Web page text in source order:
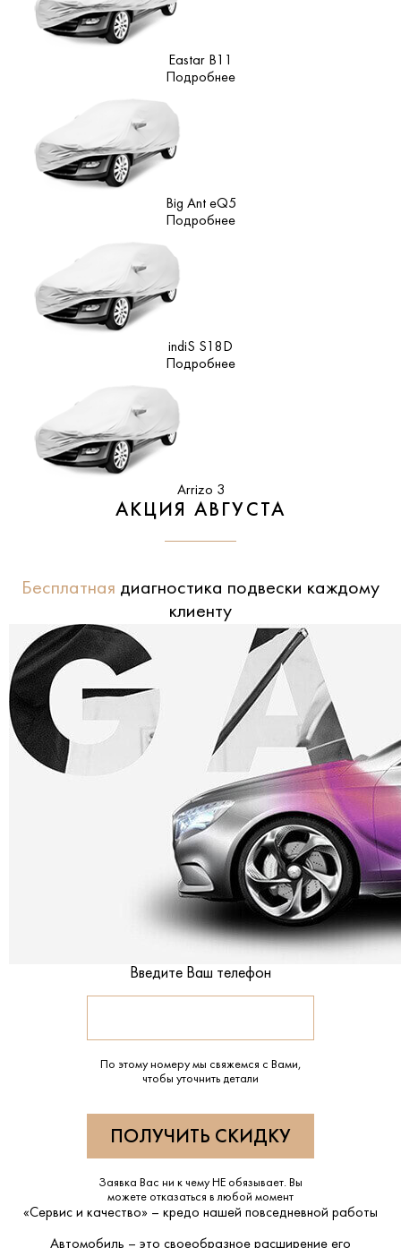
Eastar B11
Подробнее
Big Ant eQ5
Подробнее
indiS S18D
Подробнее
Arrizo 3
АКЦИЯ АВГУСТА
Бесплатная диагностика подвески каждому
клиенту
Введите Ваш телефон
По этому номеру мы свяжемся с Вами,
чтобы уточнить детали
Заявка Вас ни к чему НЕ обязывает. Вы
можете отказаться в любой момент
«Сервис и качество» – кредо нашей повседневной работы
Автомобиль – это своеобразное расширение его